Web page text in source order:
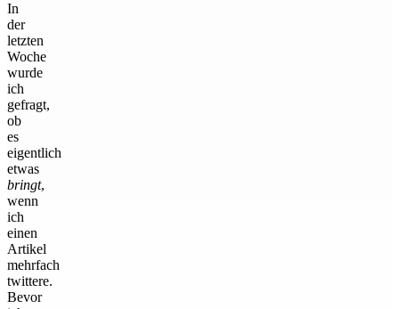
In
der
letzten
Woche
wurde
ich
gefragt,
ob
es
eigentlich
etwas
bringt,
wenn
ich
einen
Artikel
mehrfach
twittere.
Bevor